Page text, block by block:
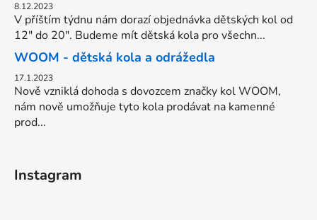
8.12.2023
V příštím týdnu nám dorazí objednávka dětských kol od
12" do 20". Budeme mít dětská kola pro všechn...
WOOM - dětská kola a odrážedla
17.1.2023
Nově vzniklá dohoda s dovozcem značky kol WOOM,
nám nově umožňuje tyto kola prodávat na kamenné
prod...
Instagram